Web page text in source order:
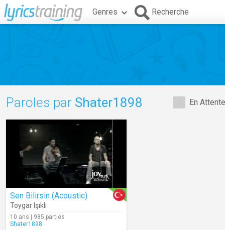
Genres Recherche
En
Paroles par Shater1898
Sen Bilirsin (Acoustic)
Toygar Işıklı
10 ans | 985 parties
Shater1898